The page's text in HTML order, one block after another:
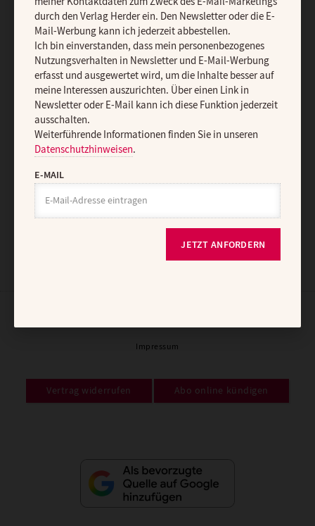
abbestellen.
Ich bin einverstanden, dass mein personenbezogenes
Nutzungsverhalten in Newsletter und E-Mail-Werbung erfasst und
ausgewertet wird, um die Inhalte besser auf meine Interessen
auszurichten. Über einen Link in Newsletter oder E-Mail kann ich
diese Funktion jederzeit ausschalten.
Weiterführende Informationen finden Sie in unseren
E-MAIL
Impressum
Vertrag widerrufen Abo online kündigen
durch den Verlag Herder ein. Den Newsletter oder die E-
Mail-Werbung kann ich jederzeit abbestellen.
Ich bin einverstanden, dass mein personenbezogenes
Nutzungsverhalten in Newsletter und E-Mail-Werbung
erfasst und ausgewertet wird, um die Inhalte besser auf
meine Interessen auszurichten. Über einen Link in
Newsletter oder E-Mail kann ich diese Funktion jederzeit
ausschalten.
Weiterführende Informationen finden Sie in unseren
Datenschutzhinweisen.
E-MAIL
JETZT ANFORDERN